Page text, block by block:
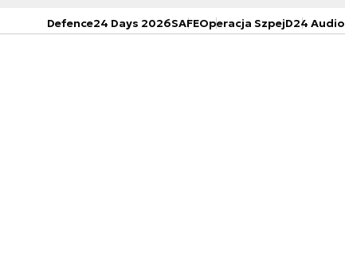
Defence24 Days 2026SAFEOperacja SzpejD24 Audio